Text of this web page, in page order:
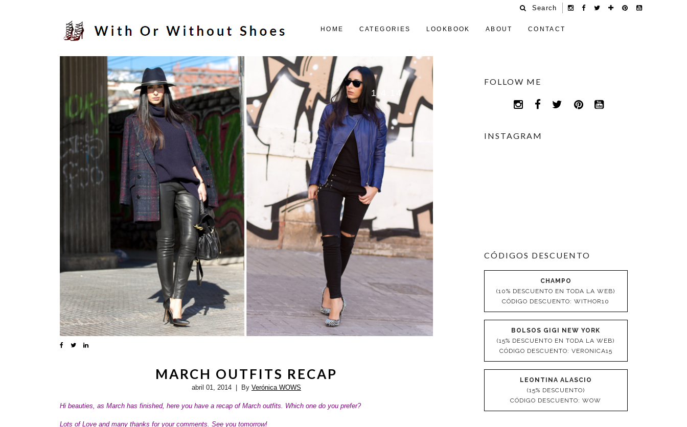
Search
HOME CATEGORIES LOOKBOOK ABOUT CONTACT
1.4.14
MARCH OUTFITS RECAP
abril 01, 2014 | By Verónica WOWS
Hi beauties, as March has finished, here you have a recap of March outfits. Which one do you prefer?
Lots of Love and many thanks for your comments. See you tomorrow!
FOLLOW ME
INSTAGRAM
CÓDIGOS DESCUENTO
CHAMPO
(10% DESCUENTO EN TODA LA WEB)
CÓDIGO DESCUENTO: WITHOR10
BOLSOS GIGI NEW YORK
(15% DESCUENTO EN TODA LA WEB)
CÓDIGO DESCUENTO: VERONICA15
LEONTINA ALASCIO
(15% DESCUENTO)
CÓDIGO DESCUENTO: WOW